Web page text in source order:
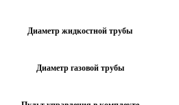
Диаметр жидкостной трубы
Диаметр газовой трубы